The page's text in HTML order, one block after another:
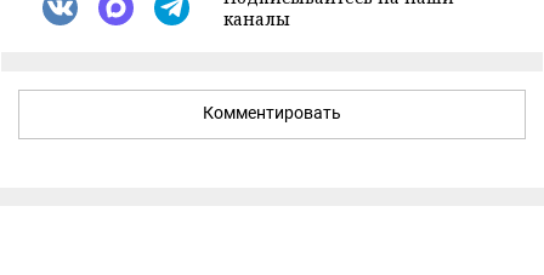
каналы
Комментировать